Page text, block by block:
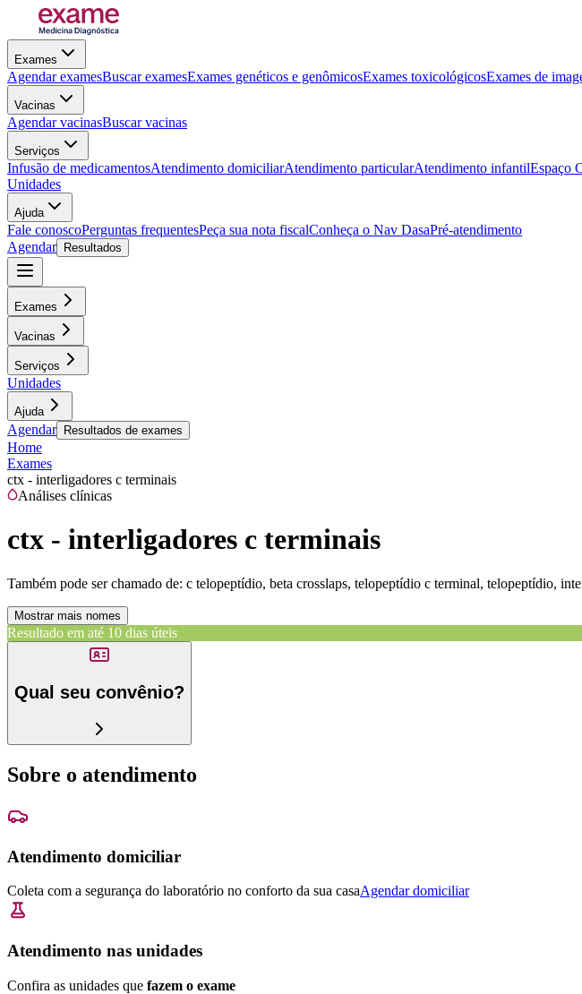
Exames
Agendar examesBuscar examesExames genéticos e genômicosExames toxicológicosExames de
Vacinas
Agendar vacinasBuscar vacinas
Serviços
Infusão de medicamentosAtendimento domiciliarAtendimento particularAtendimento infantilEspaço
Unidades
Ajuda
Fale conoscoPerguntas frequentesPeça sua nota fiscalConheça o Nav DasaPré-atendimento
Agendar
Resultados
Exames
Vacinas
Serviços
Unidades
Ajuda
Agendar Resultados de exames
Home
Exames
ctx - interligadores c terminais
Análises clínicas
ctx - interligadores c terminais
Também pode ser chamado de: c telopeptídio, beta crosslaps, telopeptídio c terminal, telopeptídio,
Mostrar mais nomes
Resultado em até 10 dias úteis
Qual seu convênio?
Sobre o atendimento
Atendimento domiciliar
Coleta com a segurança do laboratório no conforto da sua casaAgendar domiciliar
Atendimento nas unidades
Confira as unidades que fazem o exame